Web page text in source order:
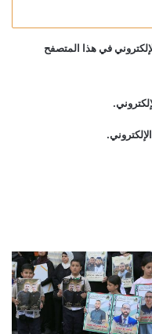
في هذا المتصفح